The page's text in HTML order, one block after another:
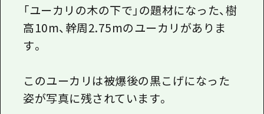
「ユーカリの木の下で」の題材になった、樹
高10m、幹周2.75mのユーカリがありま
す。
このユーカリは被爆後の黒こげになった
姿が写真に残されています。